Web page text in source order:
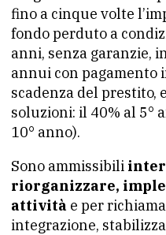
fino a cinque volte
fondo perduto a
anni, senza garanzie,
annui con pagamento
scadenza del prestito,
soluzioni: il 40% al 5°
10° anno).
Sono ammissibili
riorganizzare,
attività e per
integrazione,